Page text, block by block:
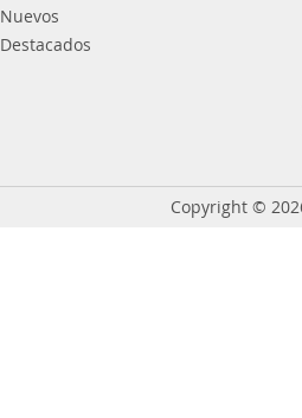
Nuevos
Destacados
Copyright ©